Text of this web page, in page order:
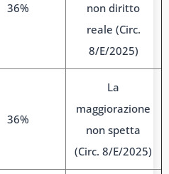
36%
non diritto
reale (Circ.
8/E/2025)
36%
La
maggiorazione
non spetta
(Circ. 8/E/2025)